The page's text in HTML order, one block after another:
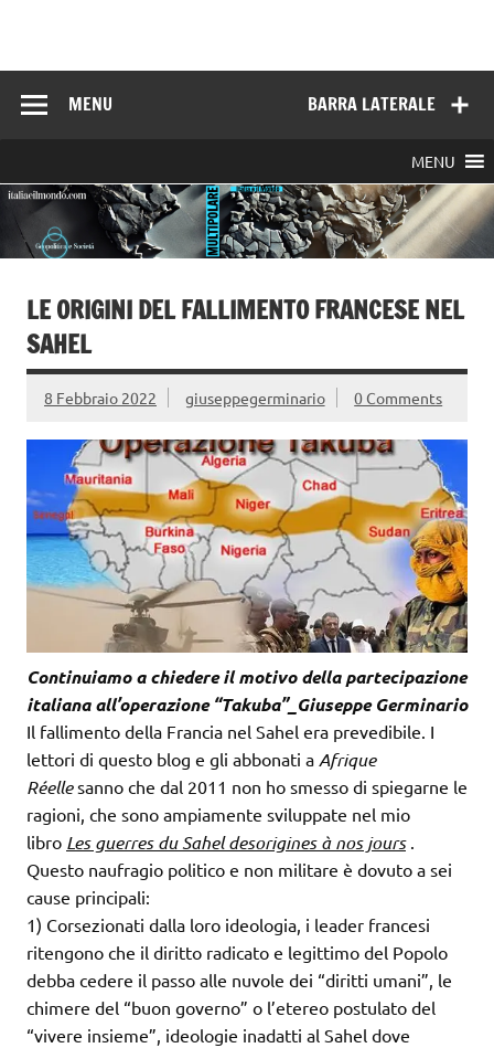
BARRA LATERALE
MENU
MENU
LE ORIGINI DEL FALLIMENTO FRANCESE NEL
SAHEL
8 Febbraio 2022 giuseppegerminario 0 Comments
Continuiamo a chiedere il motivo della partecipazione
italiana all’operazione “Takuba”_Giuseppe Germinario
Il fallimento della Francia nel Sahel era prevedibile. I
lettori di questo blog e gli abbonati a Afrique
Réellesanno che dal 2011 non ho smesso di spiegarne le
ragioni, che sono ampiamente sviluppate nel mio
libro Les guerres du Sahel desorigines à nos jours.
Questo naufragio politico e non militare è dovuto a sei
cause principali:
1) Corsezionati dalla loro ideologia, i leader francesi
ritengono che il diritto radicato e legittimo del Popolo
debba cedere il passo alle nuvole dei “diritti umani”, le
chimere del “buon governo” o l’etereo postulato del
“vivere insieme”, ideologie inadatti al Sahel dove